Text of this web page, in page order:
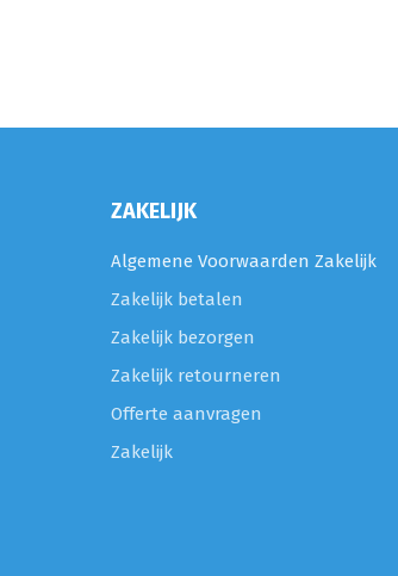
ZAKELIJK
Algemene Voorwaarden Zakelijk
Zakelijk betalen
Zakelijk bezorgen
Zakelijk retourneren
Offerte aanvragen
Zakelijk